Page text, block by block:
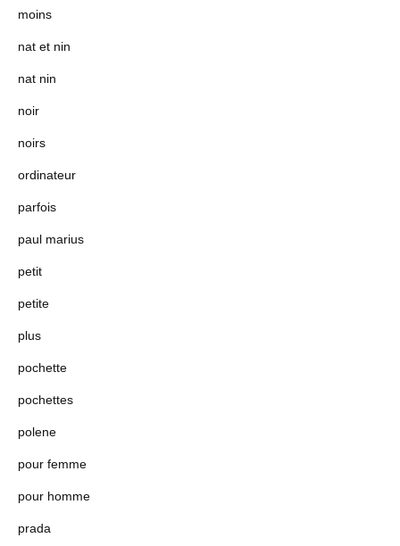
moins
nat et nin
nat nin
noir
noirs
ordinateur
parfois
paul marius
petit
petite
plus
pochette
pochettes
polene
pour femme
pour homme
prada